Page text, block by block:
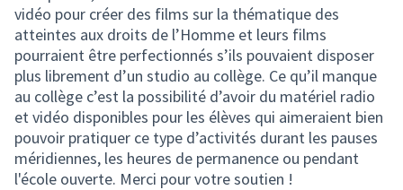
vidéo pour créer des films sur la thématique des
atteintes aux droits de l’Homme et leurs films
pourraient être perfectionnés s’ils pouvaient disposer
plus librement d’un studio au collège. Ce qu’il manque
au collège c’est la possibilité d’avoir du matériel radio
et vidéo disponibles pour les élèves qui aimeraient bien
pouvoir pratiquer ce type d’activités durant les pauses
méridiennes, les heures de permanence ou pendant
l'école ouverte. Merci pour votre soutien !